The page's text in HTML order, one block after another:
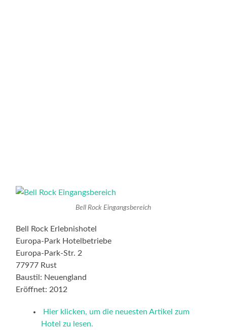
Bell Rock Eingangsbereich
Bell Rock Erlebnishotel
Europa-Park Hotelbetriebe
Europa-Park-Str. 2
77977 Rust
Baustil: Neuengland
Eröffnet: 2012
Hier klicken, um die neuesten Artikel zum
Hotel zu lesen.